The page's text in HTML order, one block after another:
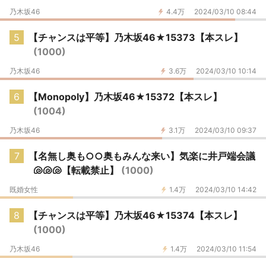
4.4万 2024/03/10 08:44
乃木坂46
5
【チャンスは平等】乃木坂46★15373【本スレ】
(1000)
3.6万 2024/03/10 10:14
乃木坂46
6
【Monopoly】乃木坂46★15372【本スレ】
(1004)
3.1万 2024/03/10 09:37
乃木坂46
7
【名無し奥も○○奥もみんな来い】気楽に井戸端会議
🐚🐚🐚【転載禁止】 (1000)
1.4万 2024/03/10 14:42
既婚女性
8
【チャンスは平等】乃木坂46★15374【本スレ】
(1000)
1.4万 2024/03/10 11:54
乃木坂46